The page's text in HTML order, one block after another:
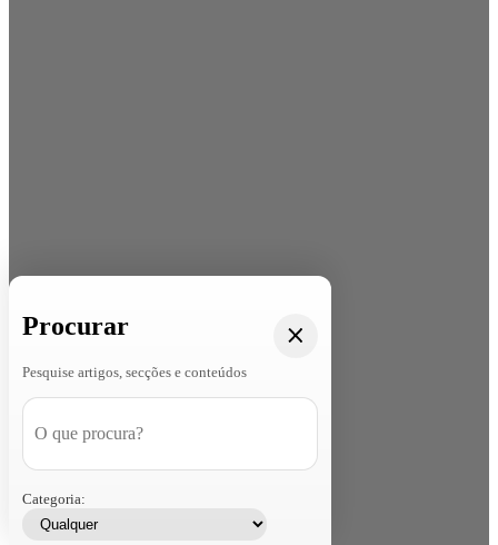
Procurar
Pesquise artigos, secções e conteúdos
Categoria: